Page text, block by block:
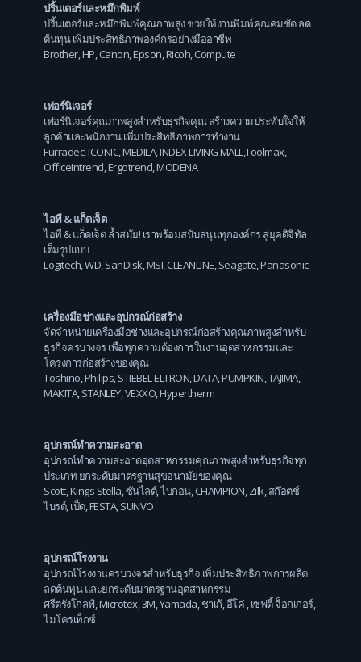
ปริ้นเตอร์และหมึกพิมพ์
ปริ้นเตอร์และหมึกพิมพ์คุณภาพสูง ช่วยให้งานพิมพ์คุณคมชัด ลด
ต้นทุน เพิ่มประสิทธิภาพองค์กรอย่างมืออาชีพ
Brother,HP,Canon,Epson,Ricoh,Compute
เฟอร์นิเจอร์
เฟอร์นิเจอร์คุณภาพสูงสำหรับธุรกิจคุณ สร้างความประทับใจให้
ลูกค้าและพนักงาน เพิ่มประสิทธิภาพการทำงาน
Furradec,ICONIC,MEDILA,INDEX LIVING MALL,Toolmax,
OfficeIntrend,Ergotrend,MODENA
ไอที & แก็ดเจ็ต
ไอที & แก็ดเจ็ต ล้ำสมัย! เราพร้อมสนับสนุนทุกองค์กร สู่ยุคดิจิทัล
เต็มรูปแบบ
Logitech,WD,SanDisk,MSI,CLEANLINE,Seagate,Panasonic
เครื่องมือช่างและอุปกรณ์ก่อสร้าง
จัดจำหน่ายเครื่องมือช่างและอุปกรณ์ก่อสร้างคุณภาพสูงสำหรับ
ธุรกิจครบวงจร เพื่อทุกความต้องการในงานอุตสาหกรรมและ
โครงการก่อสร้างของคุณ
Toshino,Philips,STIEBEL ELTRON,DATA,PUMPKIN,TAJIMA,
MAKITA,STANLEY,VEXXO,Hypertherm
อุปกรณ์ทำความสะอาด
อุปกรณ์ทำความสะอาดอุตสาหกรรมคุณภาพสูงสำหรับธุรกิจทุก
ประเภท ยกระดับมาตรฐานสุขอนามัยของคุณ
Scott,Kings Stella,ซันไลต์,ไบกอน,CHAMPION,Zilk,สก๊อตช์-
ไบรต์,เป็ด,FESTA,SUNVO
อุปกรณ์โรงงาน
อุปกรณ์โรงงานครบวงจรสำหรับธุรกิจ เพิ่มประสิทธิภาพการผลิต
ลดต้นทุน และยกระดับมาตรฐานอุตสาหกรรม
ศรีตรังโกลฟ์,Microtex,3M,Yamada,ชาเก้,อีโค่ ,เซฟตี้ จ็อกเกอร์,
ไมโครเท็กซ์